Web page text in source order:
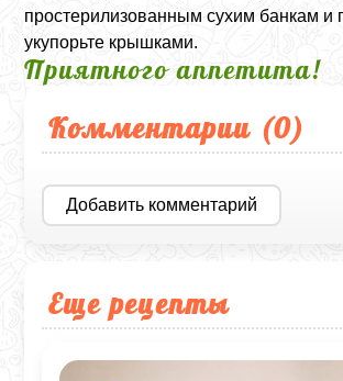
простерилизованным сухим банкам и
укупорьте крышками.
Приятного аппетита!
Комментарии (0)
Добавить комментарий
Еще рецепты